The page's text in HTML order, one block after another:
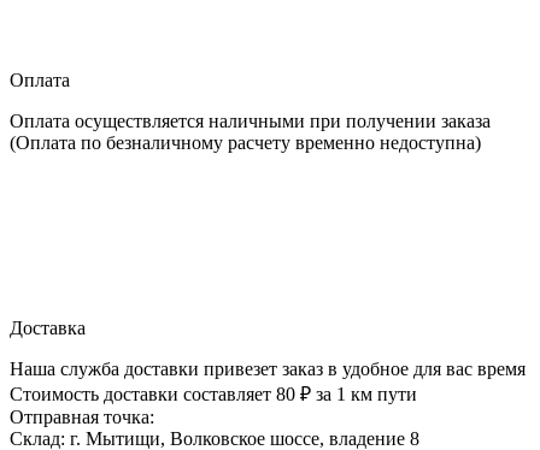
х
м,
70
Оплата
Оплата осуществляется наличными при получении заказа
(Оплата по безналичному расчету временно недоступна)
Доставка
Наша служба доставки привезет заказ в удобное для вас время
Стоимость доставки составляет 80 ₽ за 1 км пути
Отправная точка:
Склад: г. Мытищи, Волковское шоссе, владение 8